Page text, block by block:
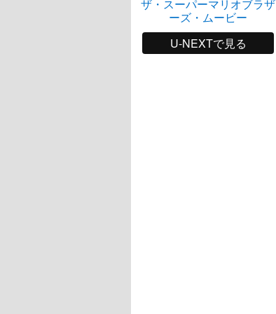
ザ・スーパーマリオブラザ
ーズ・ムービー
U-NEXTで見る